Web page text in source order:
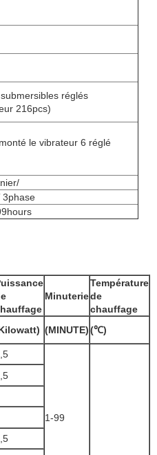
réglés
216pcs)
le vibrateur 6 réglé
3phase
Minuterie
Température
de
chauffage
(MINUTE)(℃)
1-99